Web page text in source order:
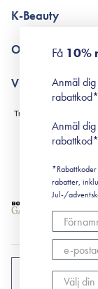
Poängshop -
K-Beauty
Retinol för
Om Surisuri
Black Friday
Villkor
Leverans & Retur
Köpvillkor
Cookiepolicy
Få 10%
Anmäl
Anmäl
rabatter,
Jul-/